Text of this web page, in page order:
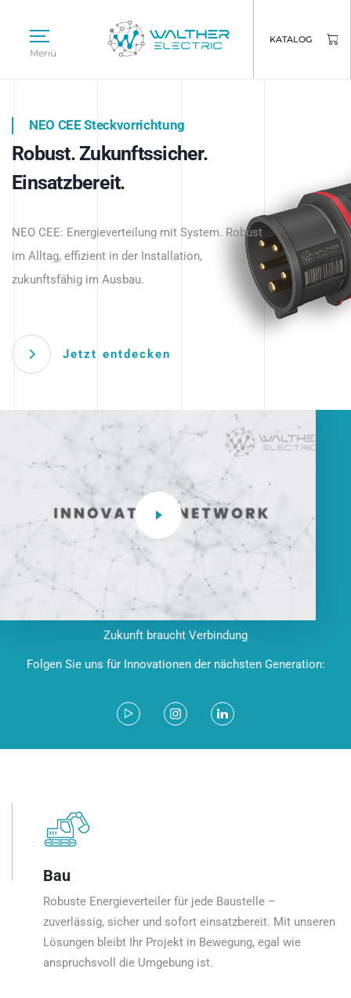
Menü
KATALOG
Intelligente Stromverteilung
beginnt hier.
NEO CEE Steckvorrichtung
Robust. Zukunftssicher.
Einsatzbereit.
NEO CEE: Energieverteilung mit System. Robust
im Alltag, effizient in der Installation,
zukunftsfähig im Ausbau.
Jetzt entdecken
Intelligenz trifft Energie.
Anwendungen – robust, IP-geschützt und
zukunftsfähig.
Zukunft braucht Verbindung
Folgen Sie uns für Innovationen der nächsten Generation:
Bau
Robuste Energieverteiler für jede Baustelle –
zuverlässig, sicher und sofort einsatzbereit. Mit unseren
Lösungen bleibt Ihr Projekt in Bewegung, egal wie
anspruchsvoll die Umgebung ist.